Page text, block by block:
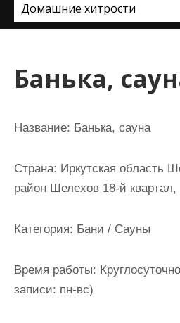
Домашние хитрости
Банька,
Название: Банька, сауна
Страна: Иркутская область
район Шелехов 18-й квартал,
Категория: Бани / Сауны
Время работы:
записи: пн-вс)